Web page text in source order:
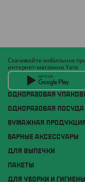
ОДНОРАЗОВАЯ
ОДНОРАЗОВАЯ ПОСУДА
БУМАЖНАЯ ПРОДУКЦИЯ
БАРНЫЕ АКСЕССУАРЫ
ДЛЯ ВЫПЕЧКИ
ПАКЕТЫ
ДЛЯ УБОРКИ И ГИГИЕНЫ
Скачивайте мобильное
интернет-магазина Yans